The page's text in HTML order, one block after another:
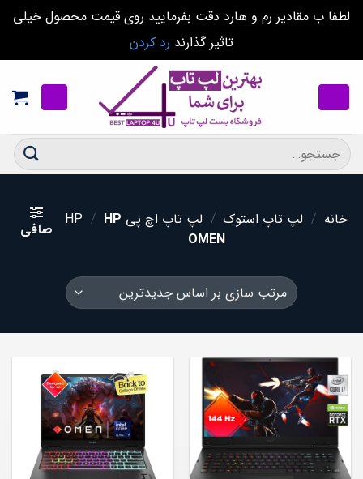
لطفا ب مقادیر رم و هارد دقت بفرمایید روی قیمت محصول خیلی
تاثیر گذارند رد کردن
content
جستجو
برای:
خانه / لپ تاپ استوک / لپ تاپ اچ پی HP / HP
OMEN
صافی